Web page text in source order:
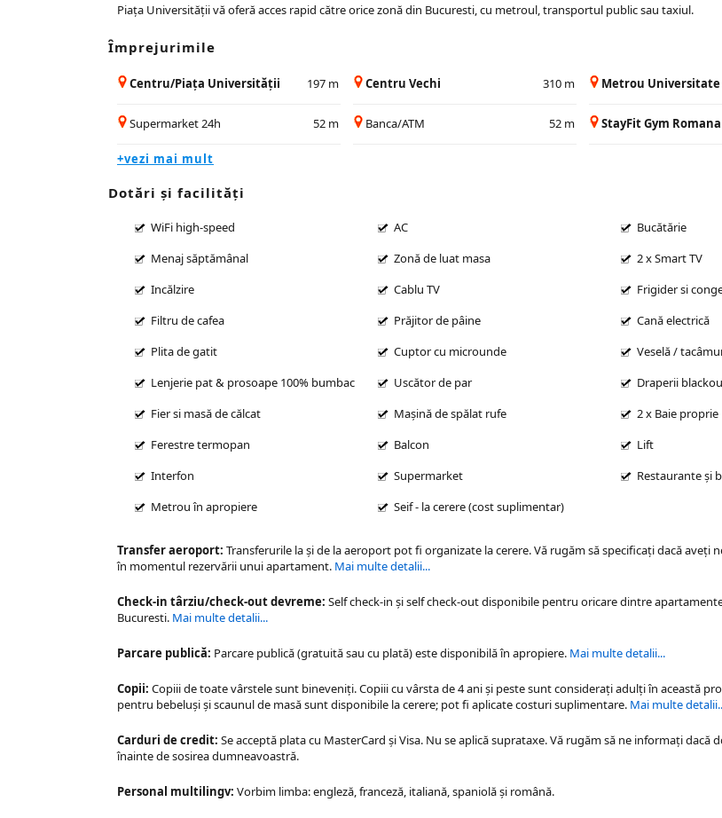
Piața Universității vă oferă acces rapid către orice zonă din Bucuresti, cu metroul, transportul public sau taxiul.
Împrejurimile
Centru/Piața Universității 197 m Centru Vechi 310 m Metrou Universitate
Supermarket 24h 52 m Banca/ATM 52 m StayFit Gym Romana
+vezi mai mult
Dotări și facilităţi
WiFi high-speed AC
Bucătărie
Menaj săptămânal
Zonă de luat masa
2 x Smart TV
Incălzire
Cablu TV
Frigider si
Filtru de cafea
Prăjitor de pâine
Cană electrică
Plita de gatit
Cuptor cu microunde
Veselă /
Lenjerie pat & prosoape 100% bumbac
Uscător de par
Draperii
Fier si masă de călcat
Mașină de spălat rufe
2 x Baie proprie
Ferestre termopan
Balcon
Lift
Interfon
Supermarket
Restaurante și
Metrou în apropiere
Seif - la cerere (cost suplimentar)
Transfer aeroport: Transferurile la şi de la aeroport pot fi organizate la cerere. Vă rugăm să specificaţi dacă aveţi
în momentul rezervării unui apartament. Mai multe detalii...
Check-in târziu/check-out devreme: Self check-in și self check-out disponibile pentru oricare dintre
Bucuresti. Mai multe detalii...
Parcare publică: Parcare publică (gratuită sau cu plată) este disponibilă în apropiere. Mai multe detalii...
Copii: Copiii de toate vârstele sunt bineveniți. Copiii cu vârsta de 4 ani și peste sunt considerați adulți în această
pentru bebeluși și scaunul de masă sunt disponibile la cerere; pot fi aplicate costuri suplimentare. Mai multe
Carduri de credit: Se acceptă plata cu MasterCard și Visa. Nu se aplică suprataxe. Vă rugăm să ne informați dacă
înainte de sosirea dumneavoastră.
Personal multilingv: Vorbim limba: engleză, franceză, italiană, spaniolă şi română.